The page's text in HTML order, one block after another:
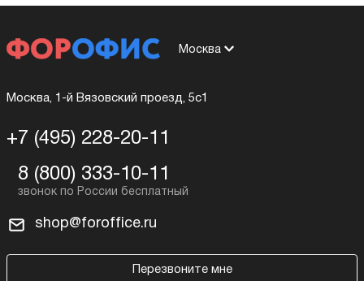
Москва
Москва, 1-й Вязовский проезд, 5с1
+7 (495) 228-20-11
8 (800) 333-10-11
shop@foroffice.ru
Перезвоните мне